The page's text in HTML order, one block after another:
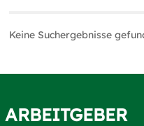
Keine Suchergebnisse
ARBEITGEBER